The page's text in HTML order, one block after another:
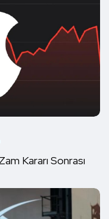
Kararı Sonrası